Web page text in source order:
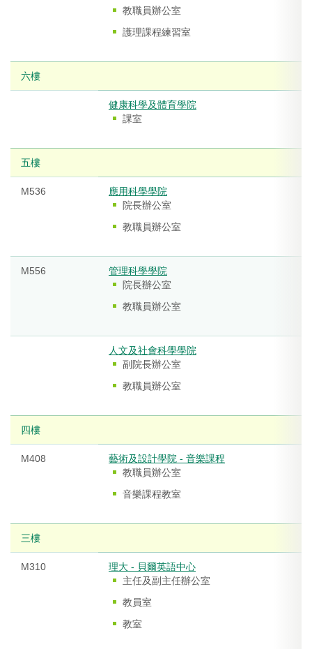
教職員辦公室
護理課程練習室
六樓
健康科學及體育學院
課室
五樓
M536
應用科學學院
院長辦公室
教職員辦公室
M556
管理科學學院
院長辦公室
教職員辦公室
人文及社會科學學院
副院長辦公室
教職員辦公室
四樓
M408
藝術及設計學院 - 音樂課程
教職員辦公室
音樂課程教室
三樓
M310
理大 - 貝爾英語中心
主任及副主任辦公室
教員室
教室